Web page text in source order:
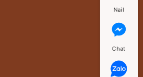
Nail
Chat